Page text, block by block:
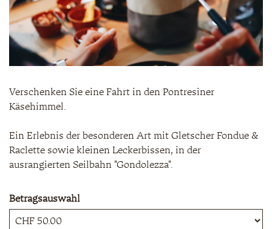
Verschenken Sie eine Fahrt in den Pontresiner
Käsehimmel.
Ein Erlebnis der besonderen Art mit Gletscher Fondue &
Raclette sowie kleinen Leckerbissen, in der
ausrangierten Seilbahn "Gondolezza".
Betragsauswahl